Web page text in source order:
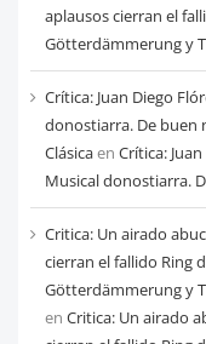
aplausos cierran el
Götterdämmerung y
Crítica: Juan Diego
donostiarra. De buen
Clásicaen Crítica:
Musical donostiarra.
Critica: Un airado
cierran el fallido Ring
Götterdämmerung y
en Critica: Un airado